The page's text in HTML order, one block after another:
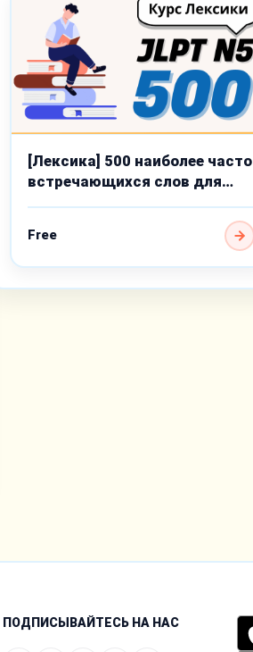
[Лексика] 500 наиболее часто
встречающихся слов для
JLPT N5
Free
ПОДПИСЫВАЙТЕСЬ НА НАС